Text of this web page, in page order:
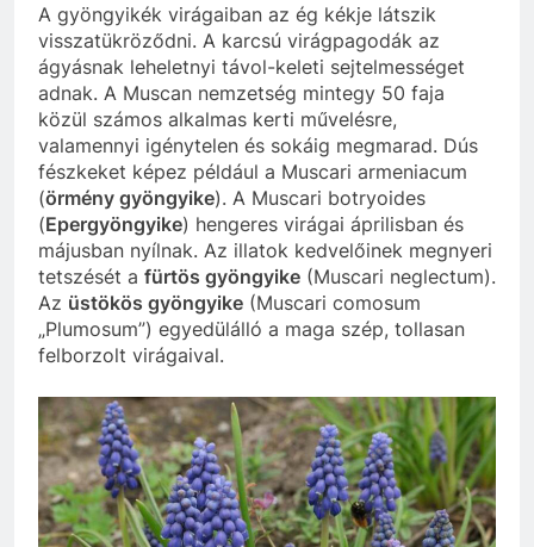
A gyöngyikék virágaiban az ég kékje látszik
visszatükröződni. A karcsú virágpagodák az
ágyásnak leheletnyi távol-keleti sejtelmességet
adnak. A Muscan nemzetség mintegy 50 faja
közül számos alkalmas kerti művelésre,
valamennyi igénytelen és sokáig megmarad. Dús
fészkeket képez például a Muscari armeniacum
(örmény gyöngyike). A Muscari botryoides
(Epergyöngyike) hengeres virágai áprilisban és
májusban nyílnak. Az illatok kedvelőinek megnyeri
tetszését a fürtös gyöngyike (Muscari neglectum).
Az üstökös gyöngyike (Muscari comosum
„Plumosum”) egyedülálló a maga szép, tollasan
felborzolt virágaival.